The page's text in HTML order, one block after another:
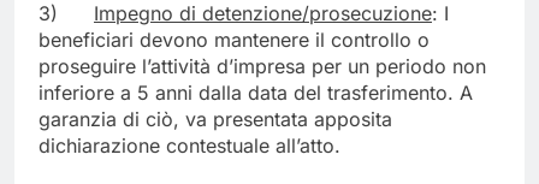
3) Impegno di detenzione/prosecuzione: I
beneficiari devono mantenere il controllo o
proseguire l’attività d’impresa per un periodo non
inferiore a 5 anni dalla data del trasferimento. A
garanzia di ciò, va presentata apposita
dichiarazione contestuale all’atto.